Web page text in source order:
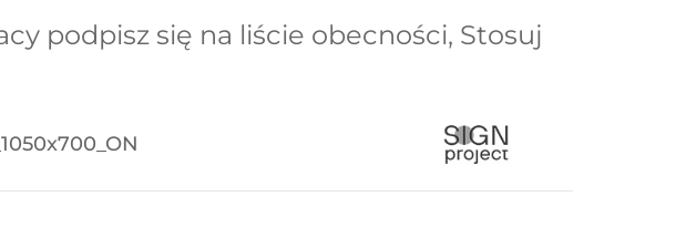
podpisz się na liście obecności, Stosuj